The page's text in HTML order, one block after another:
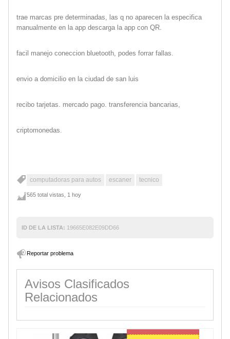
trae marcas pre determinadas, las q no aparecen la especifica
manualmente en la app descarga la app con QR.
facil manejo coneccion bluetooth, podes forrar fallas.
envio a domicilio en la ciudad de san luis
recibo tarjetas. mercado pago. transferencia bancarias,
criptomonedas.
computadoras para autos escaner tecnico
565 total vistas, 1 hoy
ID DE LA LISTA: 19665E082E09DD66
Reportar problema
Avisos Clasificados
Relacionados